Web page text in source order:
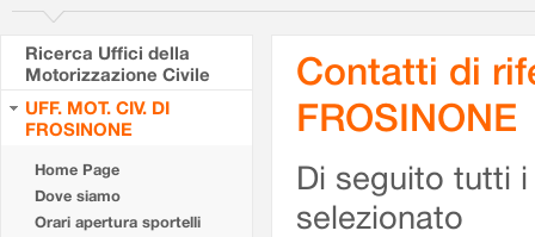
Ricerca Uffici della
Motorizzazione Civile
UFF. MOT. CIV. DI
FROSINONE
Home Page
Dove siamo
Orari apertura sportelli
Contatti di
FROSINONE
Di seguito tutti
selezionato